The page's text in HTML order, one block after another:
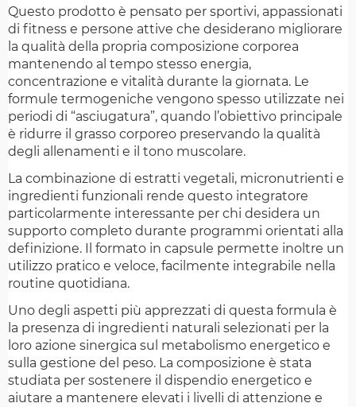
Questo prodotto è pensato per sportivi, appassionati
di fitness e persone attive che desiderano migliorare
la qualità della propria composizione corporea
mantenendo al tempo stesso energia,
concentrazione e vitalità durante la giornata. Le
formule termogeniche vengono spesso utilizzate nei
periodi di “asciugatura”, quando l’obiettivo principale
è ridurre il grasso corporeo preservando la qualità
degli allenamenti e il tono muscolare.
La combinazione di estratti vegetali, micronutrienti e
ingredienti funzionali rende questo integratore
particolarmente interessante per chi desidera un
supporto completo durante programmi orientati alla
definizione. Il formato in capsule permette inoltre un
utilizzo pratico e veloce, facilmente integrabile nella
routine quotidiana.
Uno degli aspetti più apprezzati di questa formula è
la presenza di ingredienti naturali selezionati per la
loro azione sinergica sul metabolismo energetico e
sulla gestione del peso. La composizione è stata
studiata per sostenere il dispendio energetico e
aiutare a mantenere elevati i livelli di attenzione e